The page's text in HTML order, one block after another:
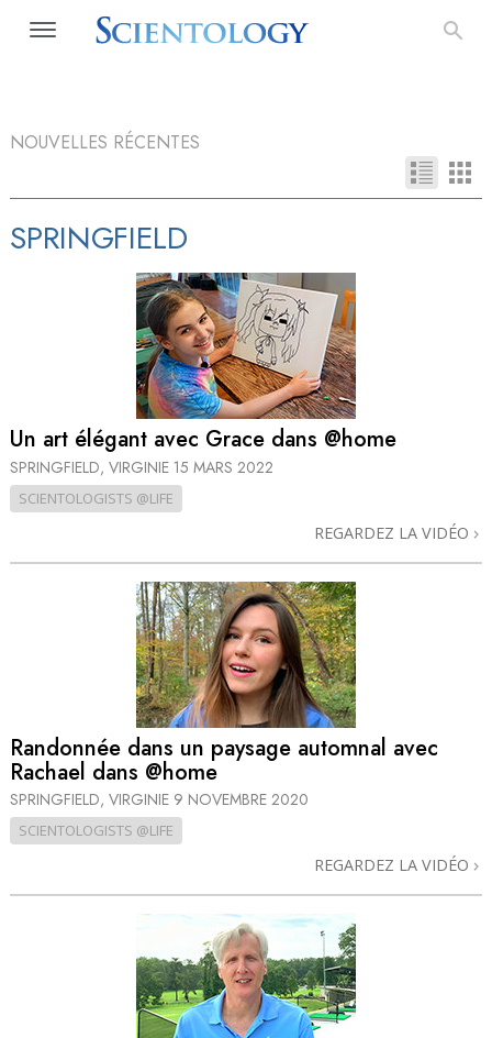
NOUVELLES RÉCENTES
SPRINGFIELD
Un art élégant avec Grace dans @home
SPRINGFIELD, VIRGINIE 15 MARS 2022
SCIENTOLOGISTS @LIFE
REGARDEZ LA VIDÉO
Randonnée dans un paysage automnal avec
Rachael dans @home
SPRINGFIELD, VIRGINIE 9 NOVEMBRE 2020
SCIENTOLOGISTS @LIFE
REGARDEZ LA VIDÉO